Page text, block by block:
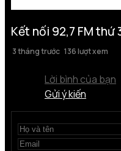
Kết nối 92,7 FM thứ
3 tháng trước 136 lượt xem
Lời bình của bạn
Gửi ý kiến